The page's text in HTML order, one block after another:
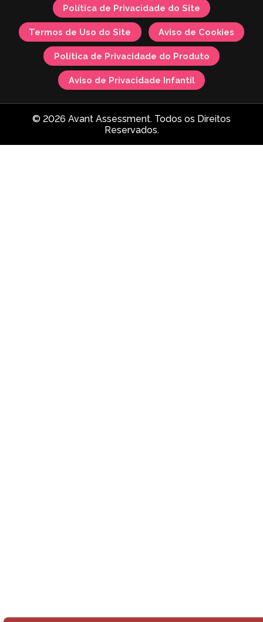
Política de Privacidade do Site
Termos de Uso do Site Aviso de Cookies
Política de Privacidade do Produto
Aviso de Privacidade Infantil
© 2026 Avant Assessment. Todos os Direitos
Reservados.